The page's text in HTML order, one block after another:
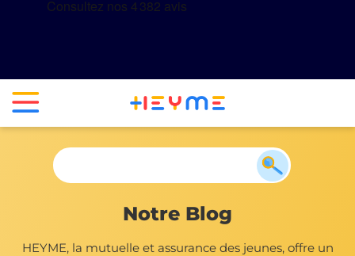
Notre Blog
HEYME, la mutuelle et assurance des jeunes, offre un